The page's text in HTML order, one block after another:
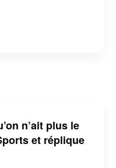
n’ait plus le
et réplique